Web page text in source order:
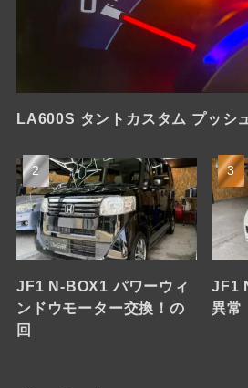
LA600S タントカスタム プッシ
JF1 N-BOX1 パワーウィ
ンドウモーター交換！の
回
JF1
異常